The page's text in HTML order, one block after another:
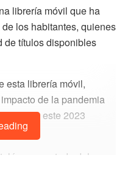
librería móvil que ha
los habitantes, quienes
de títulos disponibles
esta librería móvil,
de la pandemia
pero este 2023
a un costado del